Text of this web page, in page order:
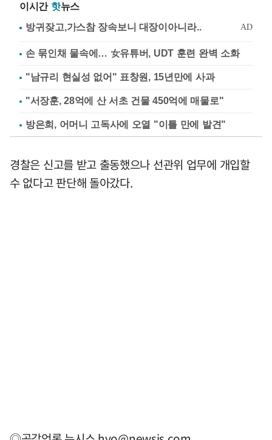
이시간 핫뉴스
손 묶인채 물속에… 女유튜버, UDT 훈련 완벽 소화
"남규리 현실성 없어" 표창원, 15년만에 사과
"서장훈, 28억에 산 서초 건물 450억에 매물로"
방은희, 어머니 고독사에 오열 "이틀 만에 발견"
경찰은 신고를 받고 출동했으나 선관위 업무에 개입할
수 없다고 판단해 돌아갔다.